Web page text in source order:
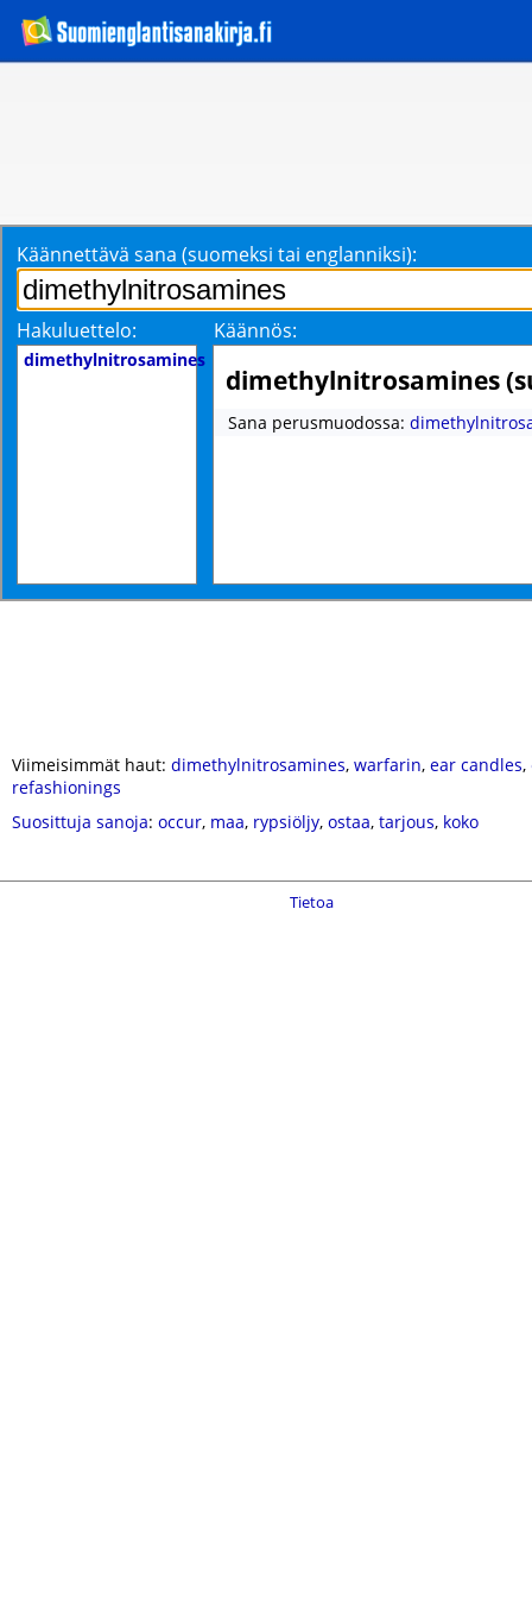
Käännettävä sana (suomeksi tai englanniksi):
Hakuluettelo: Käännös:
dimethylnitrosamines
dimethylnitrosamines
Sana perusmuodossa:
Viimeisimmät haut: dimethylnitrosamines, warfarin, ear candles,
refashionings
Suosittuja sanoja: occur, maa, rypsiöljy, ostaa, tarjous, koko
Tietoa